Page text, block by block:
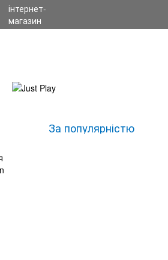
За популярністю